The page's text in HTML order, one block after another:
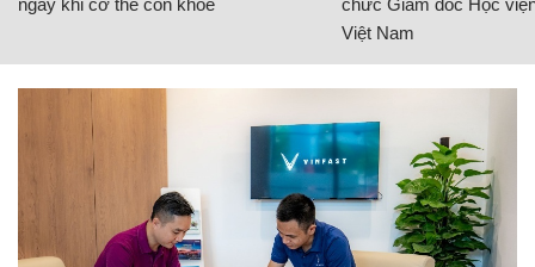
ngay khi cơ thể còn khỏe
chức Giám đốc Học
Việt Nam